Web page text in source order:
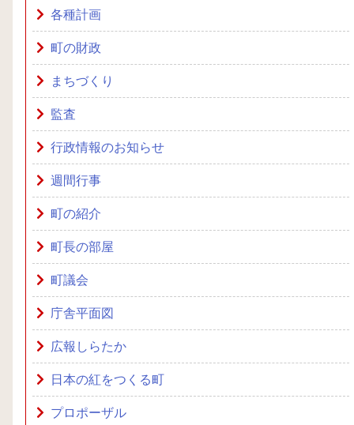
各種計画
町の財政
まちづくり
監査
行政情報のお知らせ
週間行事
町の紹介
町長の部屋
町議会
庁舎平面図
広報しらたか
日本の紅をつくる町
プロポーザル